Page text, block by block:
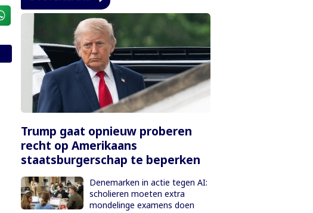
Trump gaat opnieuw proberen
recht op Amerikaans
staatsburgerschap te beperken
Denemarken in actie tegen AI:
scholieren moeten extra
mondelinge examens doen